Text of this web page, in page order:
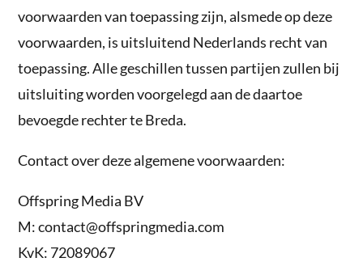
voorwaarden van toepassing zijn, alsmede op deze
voorwaarden, is uitsluitend Nederlands recht van
toepassing. Alle geschillen tussen partijen zullen bij
uitsluiting worden voorgelegd aan de daartoe
bevoegde rechter te Breda.
Contact over deze algemene voorwaarden:
Offspring Media BV
M: contact@offspringmedia.com
KvK: 72089067